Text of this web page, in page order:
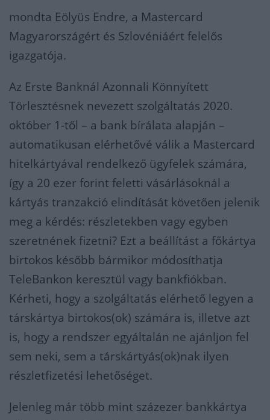
mondta Eölyüs Endre, a Mastercard
Magyarországért és Szlovéniáért felelős
igazgatója.
Az Erste Banknál Azonnali Könnyített
Törlesztésnek nevezett szolgáltatás 2020.
október 1-től – a bank bírálata alapján –
automatikusan elérhetővé válik a Mastercard
hitelkártyával rendelkező ügyfelek számára,
így a 20 ezer forint feletti vásárlásoknál a
kártyás tranzakció elindítását követően jelenik
meg a kérdés: részletekben vagy egyben
szeretnének fizetni? Ezt a beállítást a főkártya
birtokos később bármikor módosíthatja
TeleBankon keresztül vagy bankfiókban.
Kérheti, hogy a szolgáltatás elérhető legyen a
társkártya birtokos(ok) számára is, illetve azt
is, hogy a rendszer egyáltalán ne ajánljon fel
sem neki, sem a társkártyás(ok)nak ilyen
részletfizetési lehetőséget.
Jelenleg már több mint százezer bankkártya